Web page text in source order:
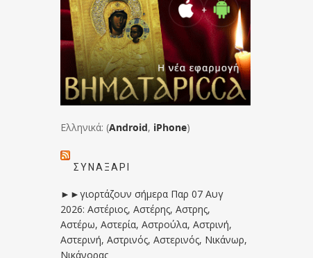
Ελληνικά: (Android, iPhone)
ΣΥΝΑΞΆΡΙ
►►γιορτάζουν σήμερα Παρ 07 Αυγ
2026: Αστέριος, Αστέρης, Αστρης,
Αστέρω, Αστερία, Αστρούλα, Αστρινή,
Αστερινή, Αστρινός, Αστερινός, Νικάνωρ,
Νικάνορας